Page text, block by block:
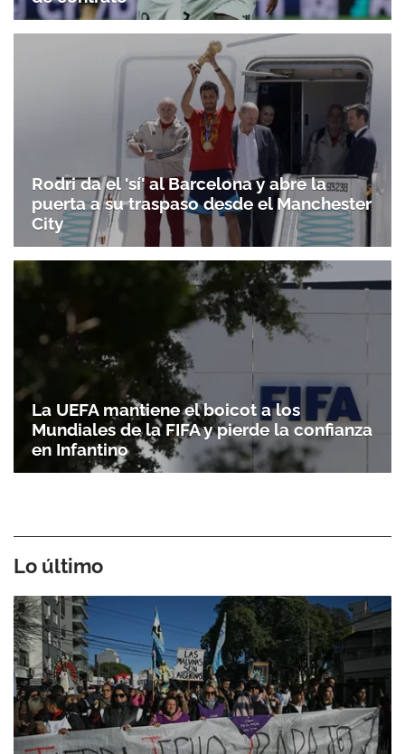
Rodri da el 'sí' al Barcelona y abre la
puerta a su traspaso desde el Manchester
City
La UEFA mantiene el boicot a los
Mundiales de la FIFA y pierde la confianza
en Infantino
Lo último